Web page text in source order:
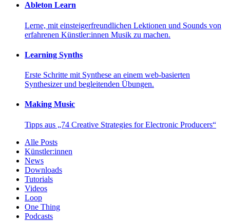
Ableton Learn
Lerne, mit einsteigerfreundlichen Lektionen und Sounds von
erfahrenen Künstler:innen Musik zu machen.
Learning Synths
Erste Schritte mit Synthese an einem web-basierten
Synthesizer und begleitenden Übungen.
Making Music
Tipps aus „74 Creative Strategies for Electronic Producers“
Alle Posts
Künstler:innen
News
Downloads
Tutorials
Videos
Loop
One Thing
Podcasts